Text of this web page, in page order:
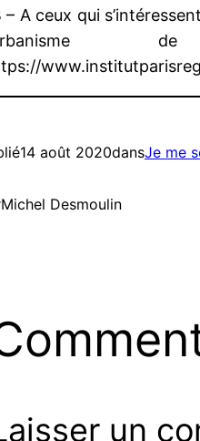
– A ceux qui
14 août 2020dansJe me
Michel Desmoulin
un